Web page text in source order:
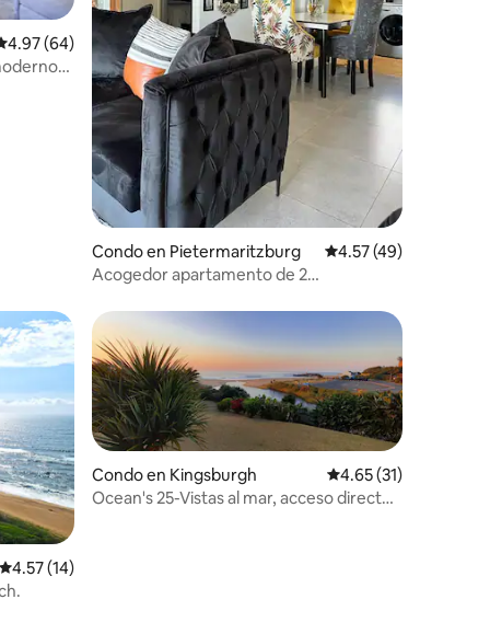
promedio: 4.97 de 5, 64 reseñas
4.97 (64)
Condo en Pietermaritzburg Calificación
4.57 (49)
Acogedor apartamento de 2
Calificación promedio: 4.57 de 5, 14 reseñas
4.57 (14)
Condo en Kingsburgh Calificación
4.65 (31)
Ocean's 25-Vistas al mar, acceso directo